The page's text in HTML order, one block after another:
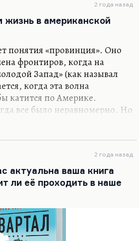
историй в современной
кино. Понимаете, всех
история гендерной
по-моему, совсем
занимает проблема как
говоря, секс и отношения.
возможен ли секс
2 года назад
жизнь в американской
понятия «провинция». Оно
фронтиров, когда на
Запад» (как называл
когда эта волна
катится по Америке.
все было неравномерно. Но
Стоит проехать три минуты,
Соответственно, ощущения
потому, что я ведь всегда
проводил в Чепелеве,
«Березках», любимом
ровно такой же пейзаж
же грибами. Но проблема в
час ехать, а иногда и два, в
2 года назад
актуальна ваша книга
ли её проходить в наше